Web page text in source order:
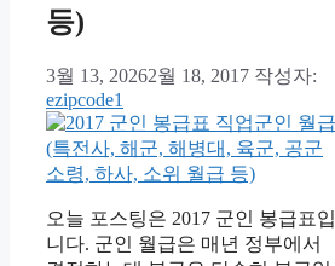
등)
3월 13, 20262월 18, 2017 작성자:
ezipcode1
오늘 포스팅은 2017 군인 봉급표입
니다. 군인 월급은 매년 정부에서